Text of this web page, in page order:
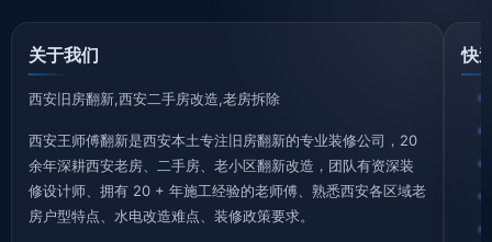
关于我们
西安旧房翻新,西安二手房改造,老房拆除
西安王师傅翻新是西安本土专注旧房翻新的专业装修公司，20
余年深耕西安老房、二手房、老小区翻新改造，团队有资深装
修设计师、拥有 20 + 年施工经验的老师傅、熟悉西安各区域老
房户型特点、水电改造难点、装修政策要求。
快